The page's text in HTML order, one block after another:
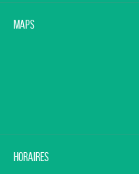
Maps
Horaires